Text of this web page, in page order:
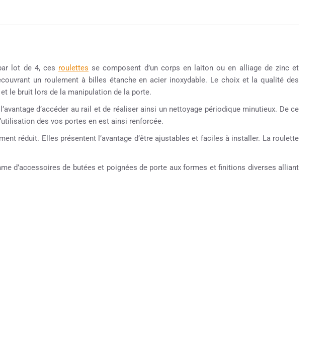
lot de 4, ces roulettes se composent d’un corps en laiton ou en alliage de zinc et
un roulement à billes étanche en acier inoxydable. Le choix et la qualité des
le bruit lors de la manipulation de la porte.
d’accéder au rail et de réaliser ainsi un nettoyage périodique minutieux. De ce
des vos portes en est ainsi renforcée.
réduit. Elles présentent l’avantage d’être ajustables et faciles à installer. La roulette
d’accessoires de butées et poignées de porte aux formes et finitions diverses alliant